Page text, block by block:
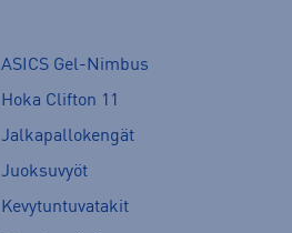
ASICS Gel-Nimbus
Hoka Clifton 11
Jalkapallokengät
Juoksuvyöt
Kevytuntuvatakit